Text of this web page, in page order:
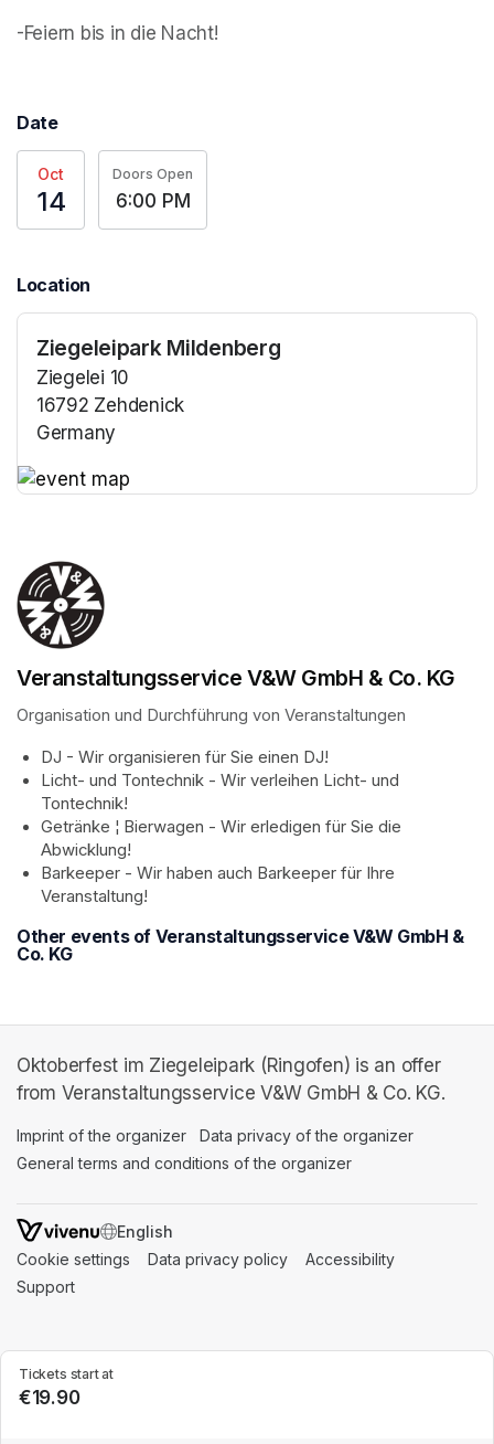
-Feiern bis in die Nacht!
Date
Oct
14
Doors Open
6:00 PM
Location
Ziegeleipark Mildenberg
Ziegelei 10
16792 Zehdenick
Germany
Tickets start at
€19.90
Veranstaltungsservice V&W GmbH & Co. KG
Organisation und Durchführung von Veranstaltungen
DJ - Wir organisieren für Sie einen DJ!
Licht- und Tontechnik - Wir verleihen Licht- und
Tontechnik!
Getränke ¦ Bierwagen - Wir erledigen für Sie die
Abwicklung!
Barkeeper - Wir haben auch Barkeeper für Ihre
Veranstaltung!
Other events of Veranstaltungsservice V&W GmbH &
Co. KG
Oktoberfest im Ziegeleipark (Ringofen) is an offer
from Veranstaltungsservice V&W GmbH & Co. KG.
Imprint of the organizer (opens in a new tab)
Data privacy of the organizer
General terms and conditions of the organizer
SWITCH LANGUAGE
Cookie settings (opens in a new tab)
Data privacy policy (opens in a new tab)
Accessibility
Support